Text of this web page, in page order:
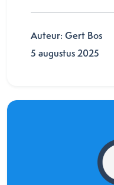
Auteur: Gert Bos
5 augustus 2025